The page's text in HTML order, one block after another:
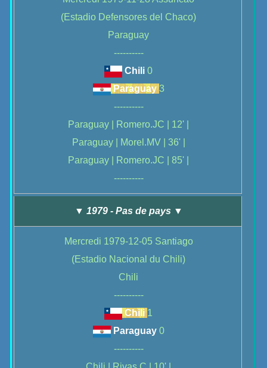
(Estadio Defensores del Chaco)
Paraguay
----------
Chili0
Paraguay 3
----------
Paraguay | Romero.JC | 12' |
Paraguay | Morel.MV | 36' |
Paraguay | Romero.JC | 85' |
----------
▼ 1979 - Pas de pays ▼
Mercredi 1979-12-05 Santiago
(Estadio Nacional du Chili)
Chili
----------
Chili 1
Paraguay 0
----------